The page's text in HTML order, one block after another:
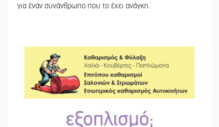
για έναν συνάνθρωπο που το έχει ανάγκη.